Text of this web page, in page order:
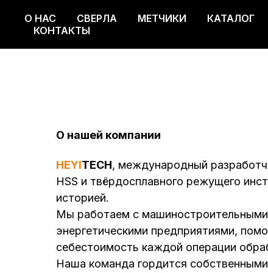
О НАС СВЕРЛА МЕТЧИКИ КАТАЛОГ
О нашей компании
HEYITECH, международный
HSS и твёрдосплавного режущего
историей.
Мы работаем с
энергетическими предприятиями,
себестоимость каждой операции
Наша команда гордится
О НАС СВЕРЛА МЕТЧИКИ
КАТАЛОГ
КОНТАКТЫ